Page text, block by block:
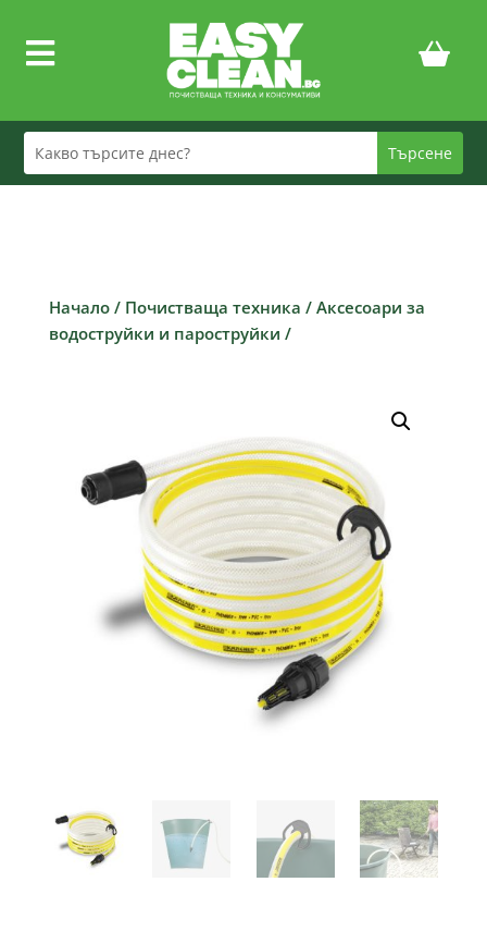

Начало/ Почистваща техника / Аксесоари за
водоструйки и пароструйки /